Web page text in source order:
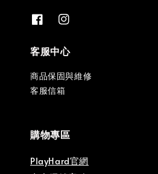
客服中心
商品保固與維修
客服信箱
購物專區
PlayHard官網